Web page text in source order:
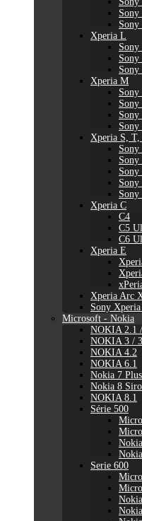
Xperia L
Xperia M
Xperia S, T,
Xperia C
C4
C5
C6
Xperia E
Xperia Arc
Sony
Microsoft - Nokia
NOKIA 2.1
NOKIA 3 /
NOKIA 4.2
NOKIA 6.1
Nokia 7 Plus
Nokia 8
NOKIA 8.1
Série 500
Serie 600